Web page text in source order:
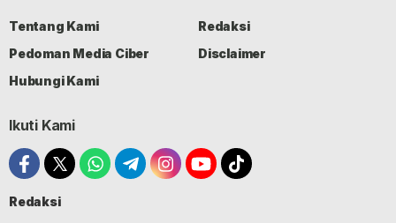
Tentang Kami
Redaksi
Pedoman Media Ciber
Disclaimer
Hubungi Kami
Ikuti Kami
Redaksi